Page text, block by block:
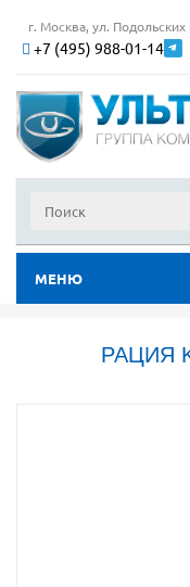
г. Москва, ул. Подольских
+7 (495) 988-01-14
МЕНЮ
РАЦИЯ